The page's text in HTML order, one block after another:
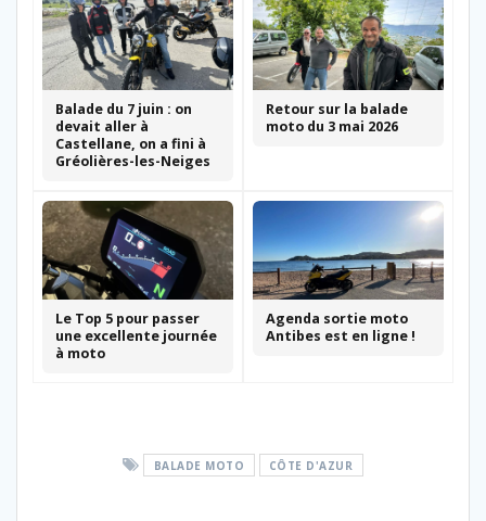
Balade du 7 juin : on
devait aller à
Castellane, on a fini à
Gréolières-les-Neiges
Retour sur la balade
moto du 3 mai 2026
Le Top 5 pour passer
une excellente journée
à moto
Agenda sortie moto
Antibes est en ligne !
BALADE MOTO CÔTE D'AZUR